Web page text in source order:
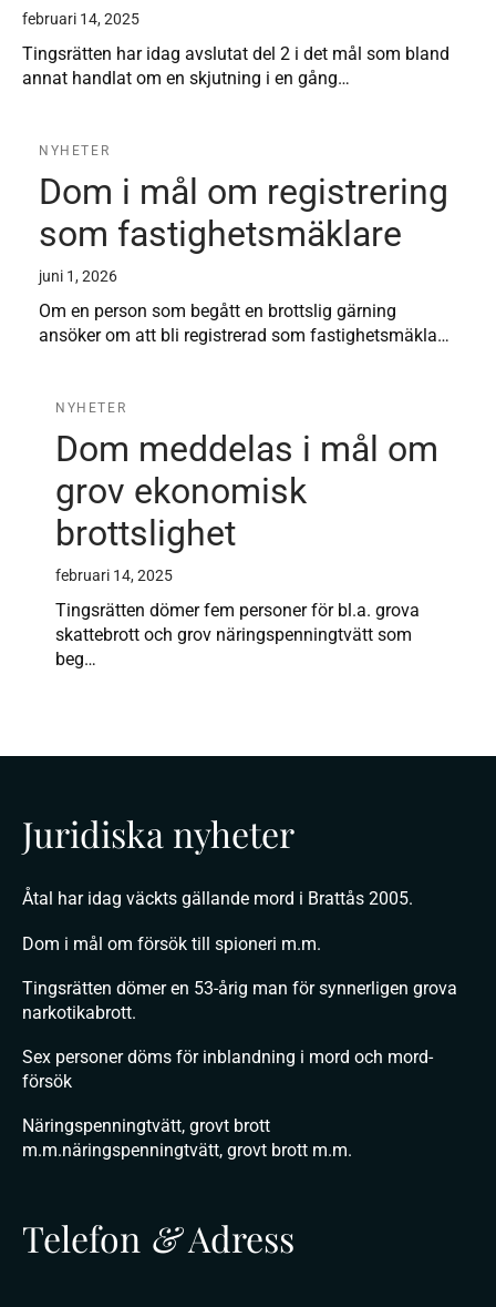
februari 14, 2025
Tingsrätten har idag avslutat del 2 i det mål som bland
annat handlat om en skjutning i en gång…
NYHETER
Dom i mål om registrering
som fastighetsmäklare
juni 1, 2026
Om en person som begått en brottslig gärning
ansöker om att bli registrerad som fastighetsmäkla…
NYHETER
Dom meddelas i mål om
grov ekonomisk
brottslighet
februari 14, 2025
Tingsrätten dömer fem personer för bl.a. grova
skattebrott och grov näringspenningtvätt som
beg…
Juridiska nyheter
Åtal har idag väckts gällande mord i Brattås 2005.
Dom i mål om försök till spioneri m.m.
Tingsrätten dömer en 53-årig man för synnerligen grova
narkotikabrott.
Sex personer döms för inblandning i mord och mord-
försök
Näringspenningtvätt, grovt brott
m.m.näringspenningtvätt, grovt brott m.m.
Telefon &Adress